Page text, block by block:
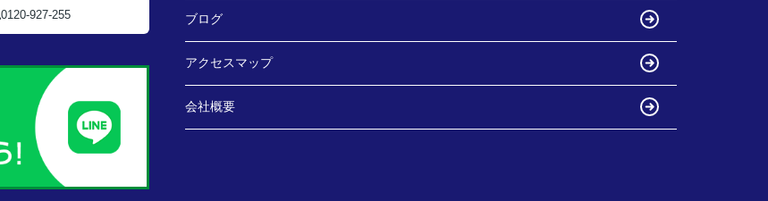
0120-927-255 ブログ
アクセスマップ
会社概要